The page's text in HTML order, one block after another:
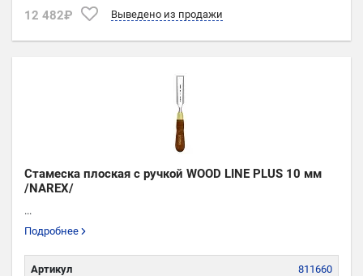
12 482₽ Выведено из продажи
Стамеска плоская с ручкой WOOD LINE PLUS 10 мм
/NAREX/
...
Подробнее
Артикул 811660